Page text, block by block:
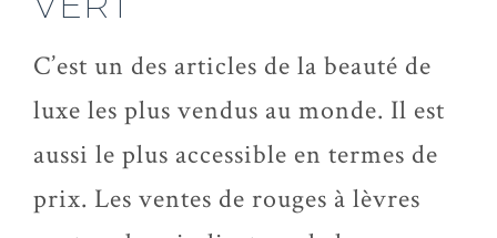
C’est un des articles de la beauté de
luxe les plus vendus au monde. Il est
aussi le plus accessible en termes de
prix. Les ventes de rouges à lèvres